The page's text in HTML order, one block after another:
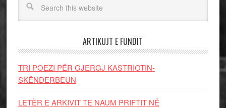
ARTIKUJT E FUNDIT
TRI POEZI PËR GJERGJ KASTRIOTIN-
SKËNDERBEUN
LETËR E ARKIVIT TE NAUM PRIFTIT NË